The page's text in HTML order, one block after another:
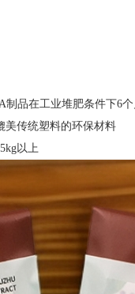
品在工业堆肥条件下6
传统塑料的环保材料
以上